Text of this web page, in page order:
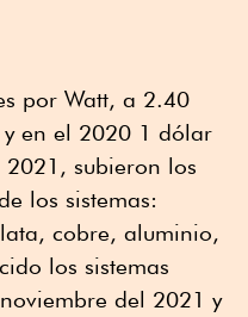
por Watt, a 2.40
en el 2020 1 dólar
subieron los
los sistemas:
cobre, aluminio,
los sistemas
del 2021 y